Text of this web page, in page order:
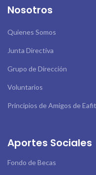
Nosotros
Quienes Somos
Junta Directiva
Grupo de Dirección
Voluntarios
Principios de Amigos de Eafit
Aportes Sociales
Fondo de Becas